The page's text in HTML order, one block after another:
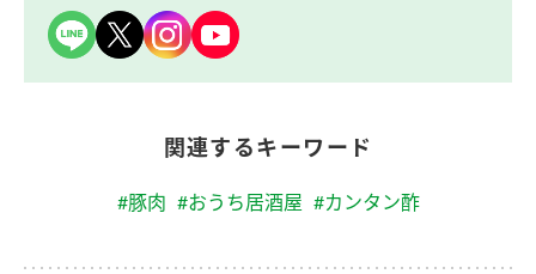
関連するキーワード
#豚肉 #おうち居酒屋 #カンタン酢